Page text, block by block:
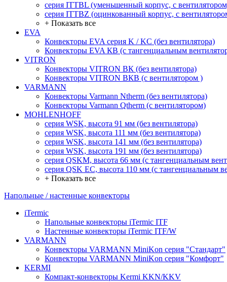
серия ITTBL (уменьшенный корпус, с
серия ITTBZ (оцинкованный корпус, с
+ Показать все
EVA
Конвекторы EVA серия K / KC (без вентилятора)
Конвекторы EVA КВ (с тангенциальным
VITRON
Конвекторы VITRON ВК (без вентилятора)
Конвекторы VITRON ВКВ (с вентилятором )
VARMANN
Конвекторы Varmann Ntherm (без вентилятора)
Конвекторы Varmann Qtherm (с вентилятором)
MOHLENHOFF
серия WSK, высота 91 мм (без вентилятора)
серия WSK, высота 111 мм (без вентилятора)
серия WSK, высота 141 мм (без вентилятора)
серия WSK, высота 191 мм (без вентилятора)
серия QSKM, высота 66 мм (с тангенциальным
серия QSK EC, высота 110 мм (с тангенциальным
+ Показать все
Напольные / настенные конвекторы
iTermic
Напольные конвекторы iTermic ITF
Настенные конвекторы iTermic ITF/W
VARMANN
Конвекторы VARMANN MiniKon серия "Стандарт"
Конвекторы VARMANN MiniKon серия "Комфорт"
KERMI
Компакт-конвекторы Kermi KKN/KKV